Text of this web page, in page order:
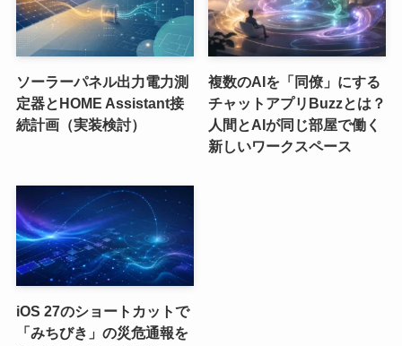
ソーラーパネル出力電力測
定器とHOME Assistant接
続計画（実装検討）
複数のAIを「同僚」にする
チャットアプリBuzzとは？
人間とAIが同じ部屋で働く
新しいワークスペース
iOS 27のショートカットで
「みちびき」の災危通報を